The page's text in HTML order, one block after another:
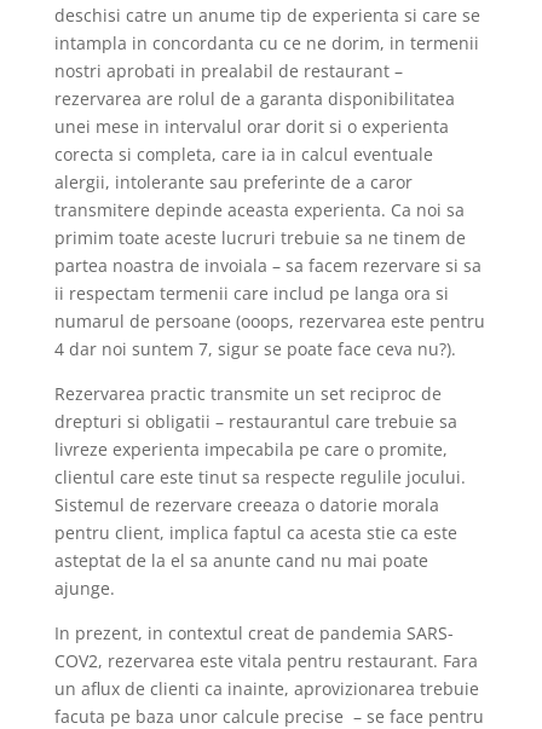
deschisi catre un anume tip de experienta si care se
intampla in concordanta cu ce ne dorim, in termenii
nostri aprobati in prealabil de restaurant –
rezervarea are rolul de a garanta disponibilitatea
unei mese in intervalul orar dorit si o experienta
corecta si completa, care ia in calcul eventuale
alergii, intolerante sau preferinte de a caror
transmitere depinde aceasta experienta. Ca noi sa
primim toate aceste lucruri trebuie sa ne tinem de
partea noastra de invoiala – sa facem rezervare si sa
ii respectam termenii care includ pe langa ora si
numarul de persoane (ooops, rezervarea este pentru
4 dar noi suntem 7, sigur se poate face ceva nu?).
Rezervarea practic transmite un set reciproc de
drepturi si obligatii – restaurantul care trebuie sa
livreze experienta impecabila pe care o promite,
clientul care este tinut sa respecte regulile jocului.
Sistemul de rezervare creeaza o datorie morala
pentru client, implica faptul ca acesta stie ca este
asteptat de la el sa anunte cand nu mai poate
ajunge.
In prezent, in contextul creat de pandemia SARS-
COV2, rezervarea este vitala pentru restaurant. Fara
un aflux de clienti ca inainte, aprovizionarea trebuie
facuta pe baza unor calcule precise – se face pentru